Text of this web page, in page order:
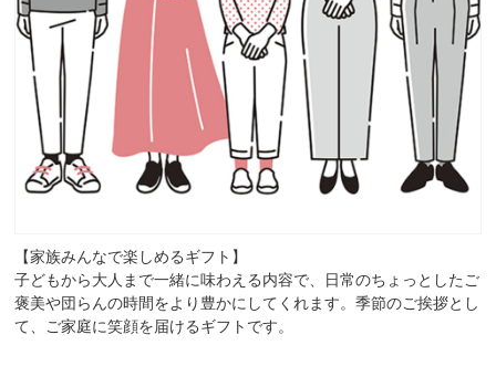
【家族みんなで楽しめるギフト】
子どもから大人まで一緒に味わえる内容で、日常のちょっとしたご
褒美や団らんの時間をより豊かにしてくれます。季節のご挨拶とし